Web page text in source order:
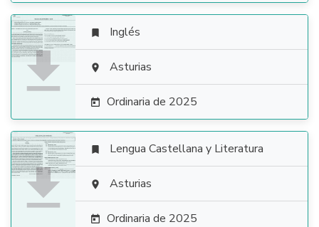

 Inglés
 Asturias
 Ordinaria de 2025

 Lengua Castellana y Literatura
 Asturias
 Ordinaria de 2025